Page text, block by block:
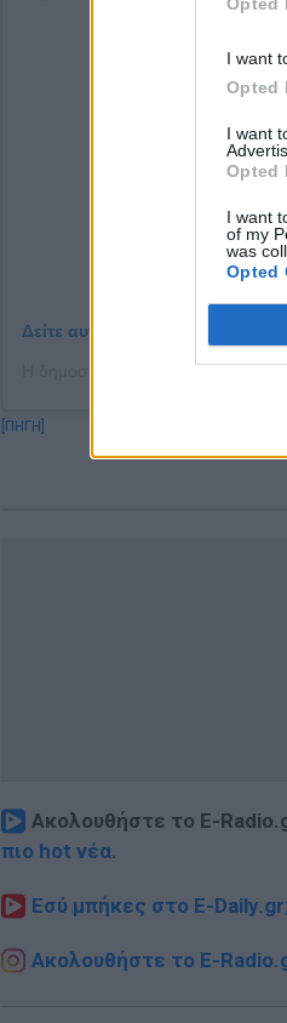
I want
Opted
I want
Opted
I want
of my
was
Opted
Δείτε αυτή τη δημοσίευση στο
[ΠΗΓΗ]
Ακολουθήστε το E-
πιο hot νέα.
Εσύ μπήκες στο E-
Ακολουθήστε το E-